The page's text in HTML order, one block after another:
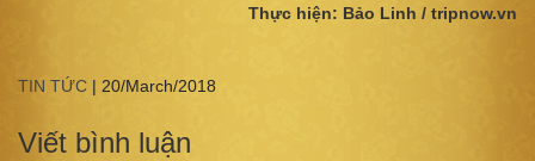
Thực hiện: Bảo Linh / tripnow.vn
TIN TỨC | 20/March/2018
Viết bình luận